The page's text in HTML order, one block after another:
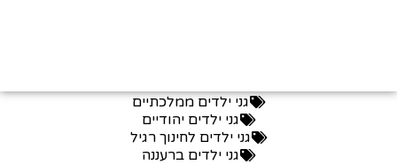
גני ילדים ממלכתיים
גני ילדים יהודיים
גני ילדים לחינוך רגיל
גני ילדים ברעננה